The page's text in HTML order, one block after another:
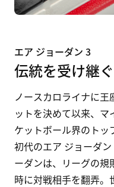
エア ジョーダン 3
伝統を受け継
ノースカロライナに王
ットを決めて以来、
ケットボール界のトッ
初代のエア ジョーダ
ーダンは、リーグの規
時に対戦相手を翻弄